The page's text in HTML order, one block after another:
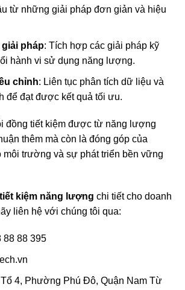
từ những giải pháp đơn giản và hiệu
pháp: Tích hợp các giải pháp kỹ
hành vi sử dụng năng lượng.
chỉnh: Liên tục phân tích dữ liệu và
để đạt được kết quả tối ưu.
đồng tiết kiệm được từ năng lượng
thêm mà còn là đóng góp của
môi trường và sự phát triển bền vững
kiệm năng lượng chi tiết cho doanh
liên hệ với chúng tôi qua:
88 88 395
Tổ 4, Phường Phú Đô, Quận Nam Từ